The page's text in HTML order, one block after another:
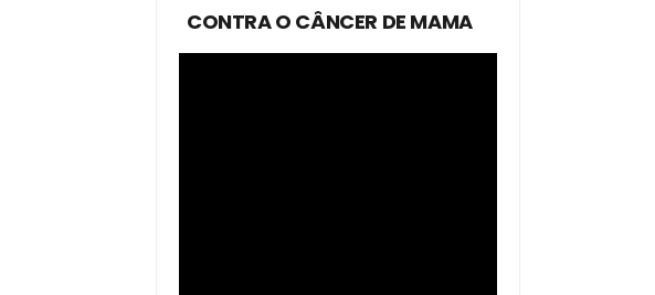
CONTRA O CÂNCER DE MAMA